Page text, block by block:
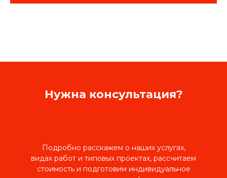
Нужна консультация?
Подробно расскажем о наших услугах,
видах работ и типовых проектах, рассчитаем
стоимость и подготовим индивидуальное